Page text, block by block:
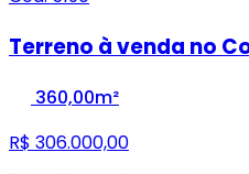
Terreno à venda no
360,00m²
R$ 306.000,00